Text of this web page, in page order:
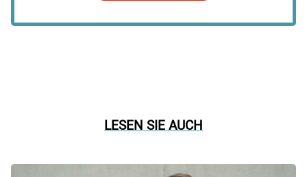
LESEN SIE AUCH